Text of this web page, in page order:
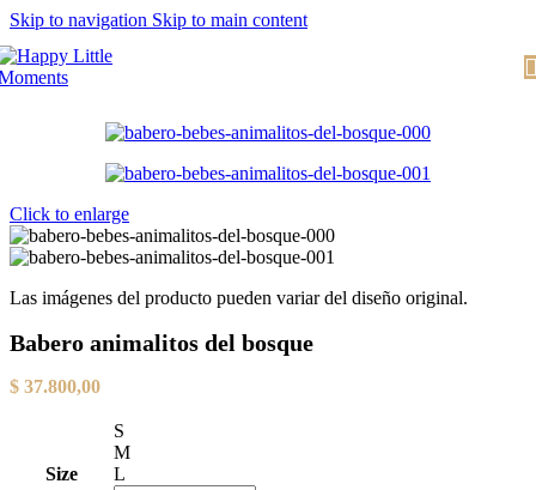
Skip to navigation Skip to main content
Click to enlarge
Las imágenes del producto pueden variar del diseño original.
Babero animalitos del bosque
$ 37.800,00
Size
S
M
L